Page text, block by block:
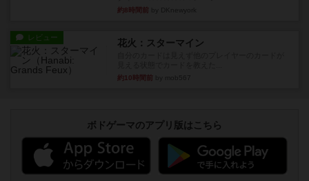
約8時間前
レビュー 花火：スターマイン
約10時間前
ボドゲーマのアプリ版はこちら